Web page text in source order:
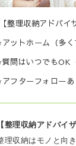
【整理収納アドバ
アットホーム（多
質問はいつでもOK
アフターフォロー
【整理収納アドバイ
理収納はモノと向